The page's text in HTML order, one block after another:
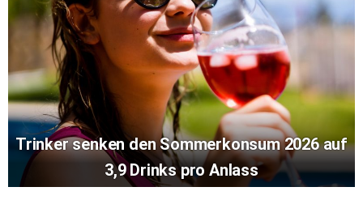
Trinker senken den Sommerkonsum 2026 auf
3,9 Drinks pro Anlass